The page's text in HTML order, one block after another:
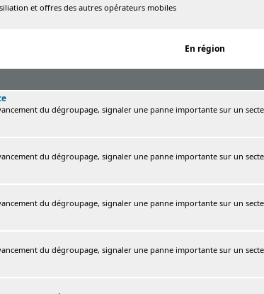
et offres des autres opérateurs mobiles
En région
du dégroupage, signaler une panne importante sur un
du dégroupage, signaler une panne importante sur un
du dégroupage, signaler une panne importante sur un
du dégroupage, signaler une panne importante sur un